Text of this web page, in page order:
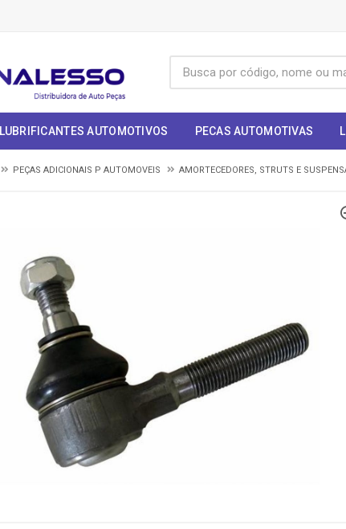
LUBRIFICANTES AUTOMOTIVOS PECAS AUTOMOTIVAS
PEÇAS ADICIONAIS P AUTOMOVEIS AMORTECEDORES, STRUTS E